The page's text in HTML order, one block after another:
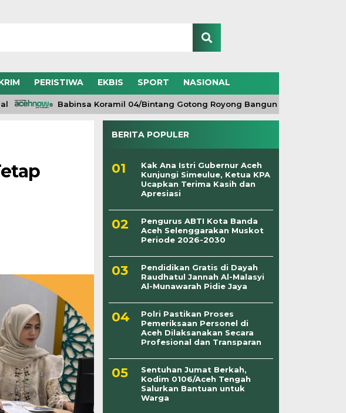
PERISTIWA EKBIS SPORT NASIONAL
Babinsa Koramil 04/Bintang Gotong Royong Bangun Pagar Lapangan
BERITA POPULER
Kak Ana Istri Gubernur Aceh
Kunjungi Simeulue, Ketua KPA
Ucapkan Terima Kasih dan
Apresiasi
Pengurus ABTI Kota Banda
Aceh Selenggarakan Muskot
Periode 2026-2030
Pendidikan Gratis di Dayah
Raudhatul Jannah Al-Malasyi
Al-Munawarah Pidie Jaya
Polri Pastikan Proses
Pemeriksaan Personel di
Aceh Dilaksanakan Secara
Profesional dan Transparan
Sentuhan Jumat Berkah,
Kodim 0106/Aceh Tengah
Salurkan Bantuan untuk
Warga